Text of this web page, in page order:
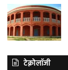
टेक्नोलॉजी